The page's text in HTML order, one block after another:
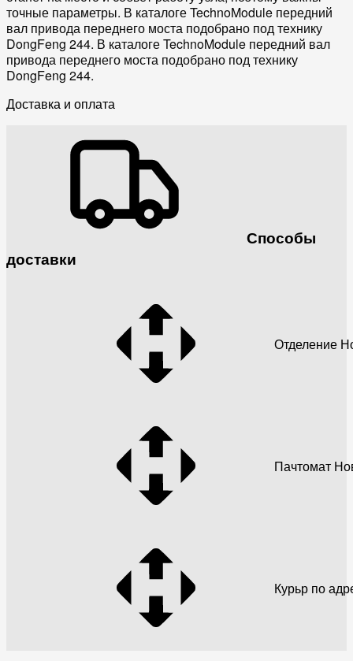
точные параметры. В каталоге TechnoModule передний
вал привода переднего моста подобрано под технику
DongFeng 244. В каталоге TechnoModule передний вал
привода переднего моста подобрано под технику
DongFeng 244.
Доставка и оплата
Способы
доставки
Отделение
Пачтомат
Курьр по